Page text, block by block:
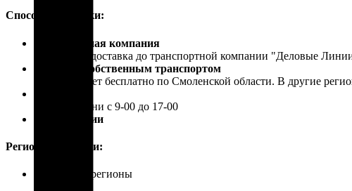
Способы доставки:
Транспортная компания
Бесплатная доставка до транспортной компании "Деловые
Доставка собственным транспортом
Осуществляет бесплатно по Смоленской области. В другие
В рабочие дни с 9-00 до 17-00
Почта России
Регионы доставки:
Россия, все регионы